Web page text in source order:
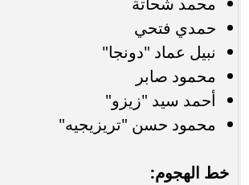
حمدي فتحي
نبيل عماد "دونجا"
محمود صابر
أحمد سيد "زيزو"
محمود حسن "تريزيجيه"
خط الهجوم: